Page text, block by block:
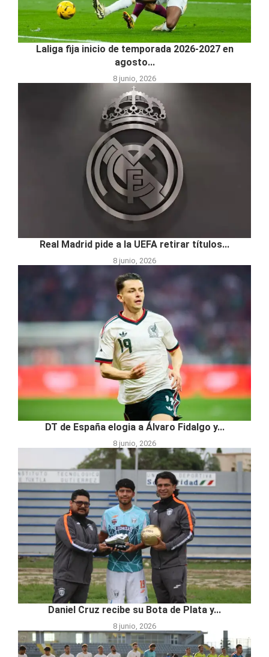
Laliga fija inicio de temporada 2026-2027 en
agosto...
8 junio, 2026
Real Madrid pide a la UEFA retirar títulos...
8 junio, 2026
DT de España elogia a Álvaro Fidalgo y...
8 junio, 2026
Daniel Cruz recibe su Bota de Plata y...
8 junio, 2026